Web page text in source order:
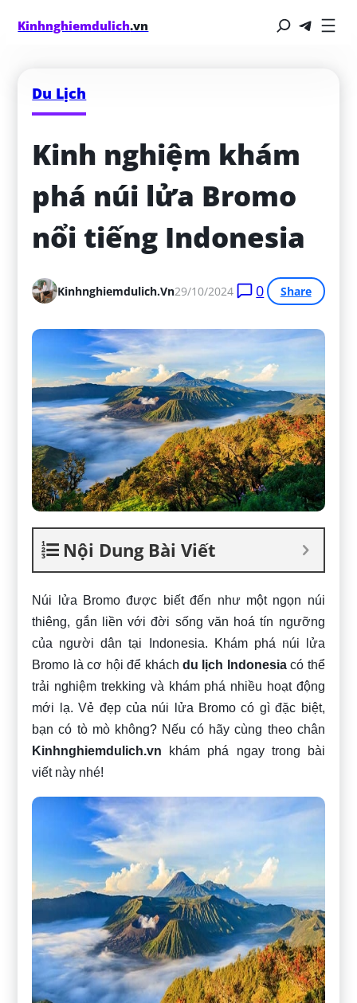
Kinhnghiemdulich.vn
Du Lịch
Kinh nghiệm khám
phá núi lửa Bromo
nổi tiếng Indonesia
Kinhnghiemdulich.vn29/10/2024 0 Share
Nội Dung Bài Viết
Núi lửa Bromo được biết đến như một ngọn núi
thiêng, gắn liền với đời sống văn hoá tín ngưỡng
của người dân tại Indonesia. Khám phá núi lửa
Bromo là cơ hội để khách du lịch Indonesiacó thể
trải nghiệm trekking và khám phá nhiều hoạt động
mới lạ. Vẻ đẹp của núi lửa Bromo có gì đặc biệt,
bạn có tò mò không? Nếu có hãy cùng theo chân
Kinhnghiemdulich.vn khám phá ngay trong bài
viết này nhé!